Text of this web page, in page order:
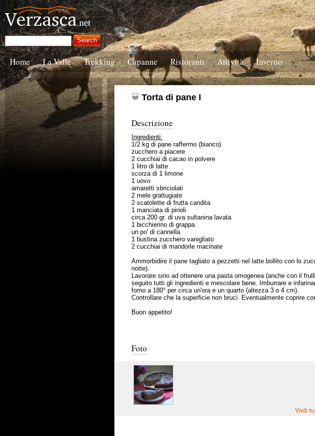
Home La Valle Trekking Capanne Ristoranti Attività Inverno
Torta di pane I
Descrizione
Ingredienti:
1/2 kg di pane raffermo (bianco)
zucchero a piacere
2 cucchiai di cacao in polvere
1 litro di latte
scorza di 1 limone
1 uovo
amaretti sbriciolati
2 mele grattugiate
2 scatolette di frutta candita
1 manciata di pinoli
circa 200 gr. di uva sultanina lavata
1 bicchierino di grappa
un po' di cannella
1 bustina zucchero vanigliato
2 cucchiai di mandorle macinate
Ammorbidire il pane tagliato a pezzetti nel latte bollito con lo
notte).
Lavorare sino ad ottenere una pasta omogenea (anche con il
seguito tutti gli ingredienti e mescolare bene. Imburrare e
forno a 180° per circa un'ora e un quarto (altezza 3 o 4 cm).
Controllare che la superficie non bruci. Eventualmente coprire
Buon appetito!
Foto
Vedi